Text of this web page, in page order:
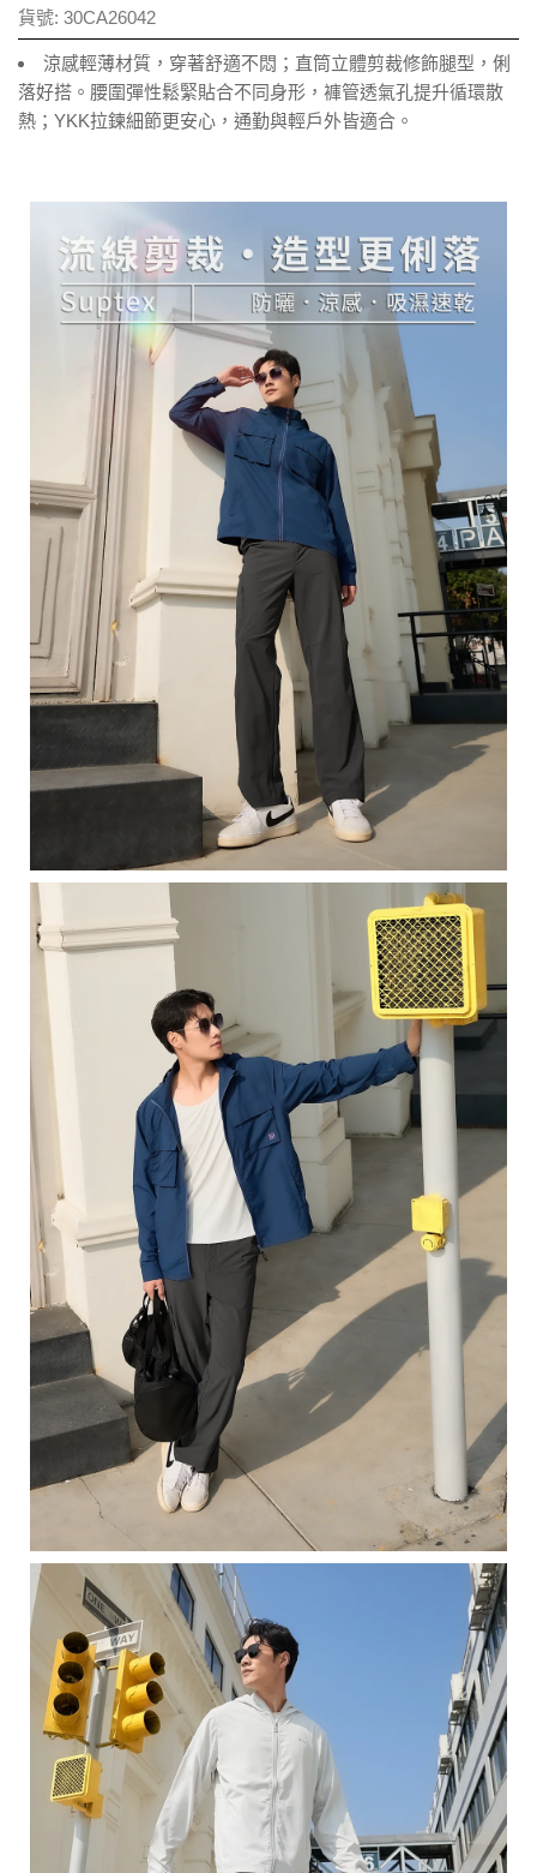
貨號: 30CA26042
涼感輕薄材質，穿著舒適不悶；直筒立體剪裁修飾腿型，俐
落好搭。腰圍彈性鬆緊貼合不同身形，褲管透氣孔提升循環散
熱；YKK拉鍊細節更安心，通勤與輕戶外皆適合。